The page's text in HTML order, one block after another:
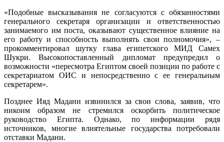
«Подобные высказывания не согласуются с обязанностями
генерального секретаря организации и ответственностью
занимаемого им поста, оказывают существенное влияние на
его работу и способность выполнять свои полномочия», –
прокомментировал шутку глава египетского МИД Самех
Шукри. Высокопоставленный дипломат предупредил о
возможности «пересмотра Египтом своей позиции по работе с
секретариатом ОИС и непосредственно с ее генеральным
секретарем».
Позднее Ияд Мадани извинился за свои слова, заявив, что
никоим образом не стремился оскорбить политическое
руководство Египта. Однако, по информации рядя
источников, многие влиятельные государства потребовали
отставки Мадани.